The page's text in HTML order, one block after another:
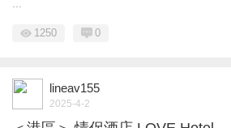
1250 0
lineav155
2025-4-2